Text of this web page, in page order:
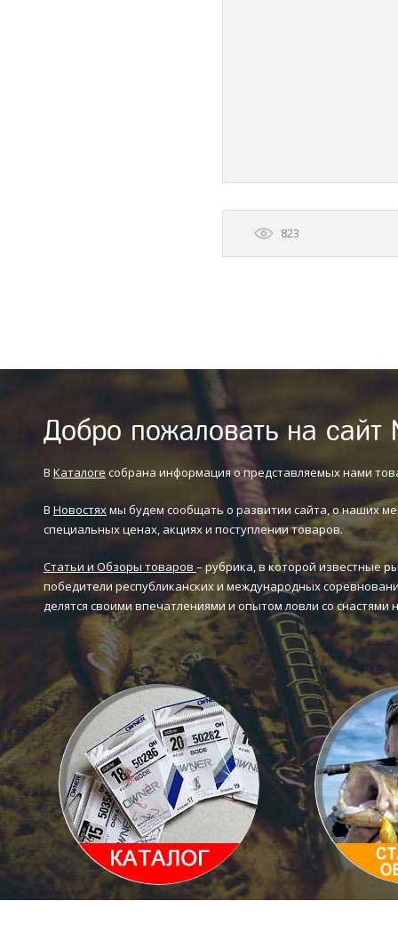
823
Добро пожаловать на сайт
В Каталоге собрана информация о представляемых нами
В Новостяхмы будем сообщать о развитии сайта, о наших
специальных ценах, акциях и поступлении товаров.
Статьи и Обзоры товаров – рубрика, в которой известные
победители республиканских и международных
делятся своими впечатлениями и опытом ловли со снастями
Каталог товаров Статьи и